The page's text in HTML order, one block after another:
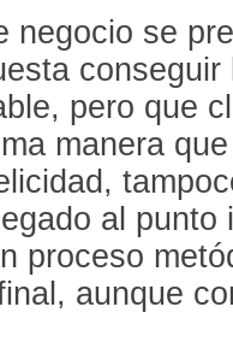
negocio se
pero que
manera
al
proceso
aunque